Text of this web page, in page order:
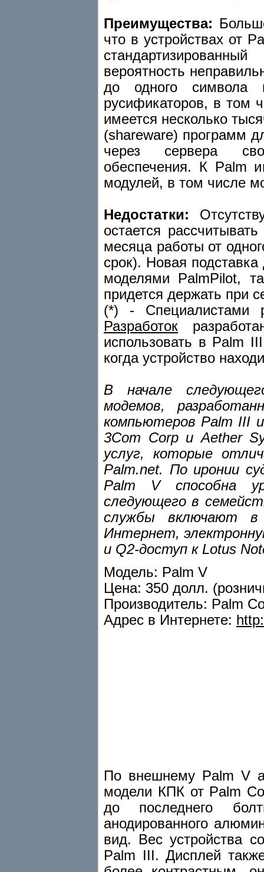
Преимущества:
что в устройствах от
вероятность
до одного символа
русификаторов, в том
имеется несколько
(shareware) программ
через сервера
обеспечения. К Palm
модулей, в том числе
Недостатки:
остается
месяца работы от
срок). Новая
моделями PalmPilot,
придется держать при
(*) - Специалистами
Разработок
использовать в Palm
когда устройство
В начале
модемов,
компьютеров Palm III
3Com Corp и Aether
услуг, которые
Palm.net. По иронии
Palm V способна
следующего в
службы включают в
Интернет,
и Q2-доступ к Lotus
Модель: Palm V
Цена: 350 долл.
Производитель: Palm
Адрес в Интернете:
По внешнему Palm V
модели КПК от Palm
до последнего
анодированного
вид. Вес устройства
Palm III. Дисплей